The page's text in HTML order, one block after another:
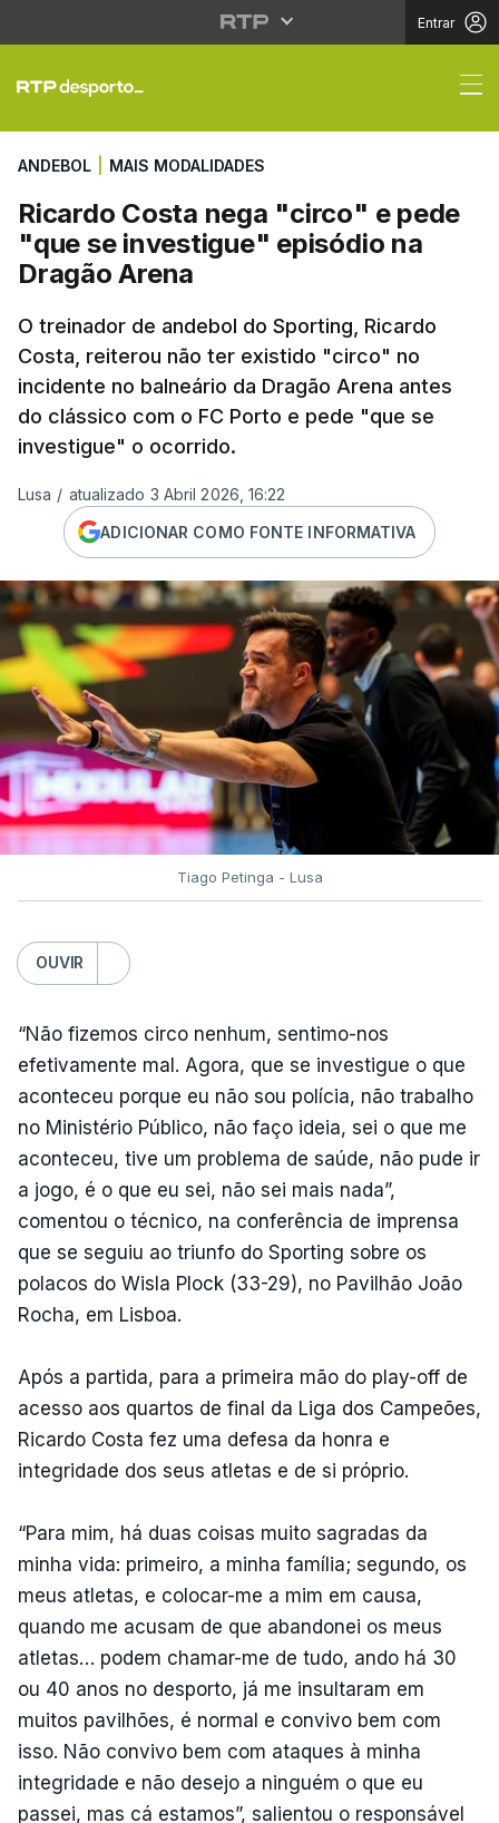
Entrar
Ricardo Costa nega
ANDEBOL MAIS MODALIDADES
Ricardo Costa nega "circo" e pede
"que se investigue" episódio na
Dragão Arena
O treinador de andebol do Sporting, Ricardo
Costa, reiterou não ter existido "circo" no
incidente no balneário da Dragão Arena antes
do clássico com o FC Porto e pede "que se
investigue" o ocorrido.
Lusa / atualizado 3 Abril 2026, 16:22
ADICIONAR COMO FONTE INFORMATIVA
Tiago Petinga - Lusa
OUVIR
“Não fizemos circo nenhum, sentimo-nos
efetivamente mal. Agora, que se investigue o que
aconteceu porque eu não sou polícia, não trabalho
no Ministério Público, não faço ideia, sei o que me
aconteceu, tive um problema de saúde, não pude ir
a jogo, é o que eu sei, não sei mais nada”,
comentou o técnico, na conferência de imprensa
que se seguiu ao triunfo do Sporting sobre os
polacos do Wisla Plock (33-29), no Pavilhão João
Rocha, em Lisboa.
Após a partida, para a primeira mão do play-off de
acesso aos quartos de final da Liga dos Campeões,
Ricardo Costa fez uma defesa da honra e
integridade dos seus atletas e de si próprio.
“Para mim, há duas coisas muito sagradas da
minha vida: primeiro, a minha família; segundo, os
meus atletas, e colocar-me a mim em causa,
quando me acusam de que abandonei os meus
atletas… podem chamar-me de tudo, ando há 30
ou 40 anos no desporto, já me insultaram em
muitos pavilhões, é normal e convivo bem com
isso. Não convivo bem com ataques à minha
integridade e não desejo a ninguém o que eu
passei, mas cá estamos”, salientou o responsável